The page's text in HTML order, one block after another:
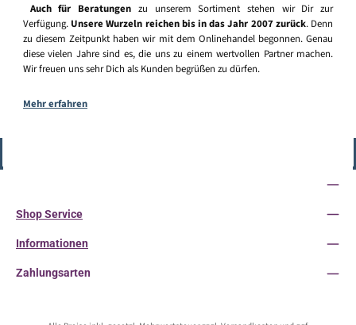
Auch für Beratungen zu unserem Sortiment stehen wir Dir zur
Verfügung. Unsere Wurzeln reichen bis in das Jahr 2007 zurück. Denn
zu diesem Zeitpunkt haben wir mit dem Onlinehandel begonnen. Genau
diese vielen Jahre sind es, die uns zu einem wertvollen Partner machen.
Wir freuen uns sehr Dich als Kunden begrüßen zu dürfen.
Mehr erfahren
Shop Service
Informationen
Zahlungsarten